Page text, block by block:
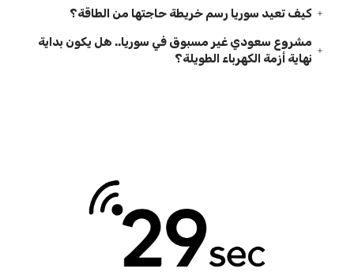
كيف تعيد سوريا رسم خريطة حاجتها من الطاقة؟
مشروع سعودي غير مسبوق في سوريا.. هل يكون بداية
نهاية أزمة الكهرباء الطويلة؟